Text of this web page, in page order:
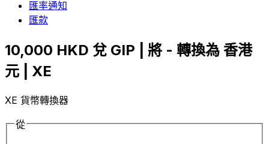
匯率通知
匯款
10,000 HKD 兌 GIP | 將 - 轉換為 香港
元 | XE
XE 貨幣轉換器
從